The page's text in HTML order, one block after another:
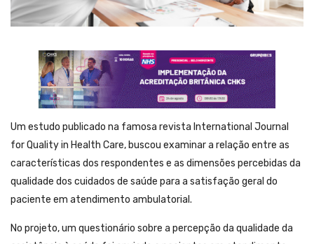
Um estudo publicado na famosa revista International Journal
for Quality in Health Care, buscou examinar a relação entre as
características dos respondentes e as dimensões percebidas da
qualidade dos cuidados de saúde para a satisfação geral do
paciente em atendimento ambulatorial.
No projeto, um questionário sobre a percepção da qualidade da